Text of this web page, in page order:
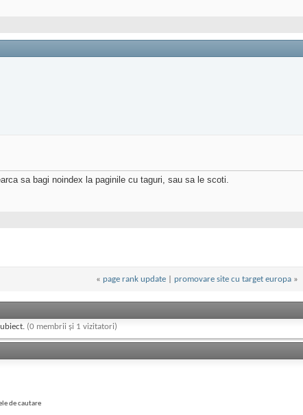
sa bagi noindex la paginile cu taguri, sau sa le scoti.
« page rank update| promovare site cu target europa »
(0 membrii și 1 vizitatori)
de cautare